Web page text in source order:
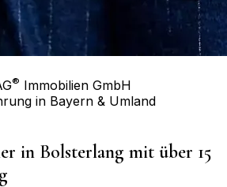
® Immobilien GmbH
in Bayern & Umland
in Bolsterlang mit über 15